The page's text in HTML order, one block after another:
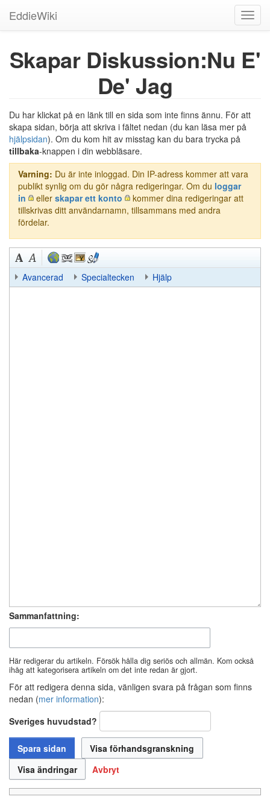
EddieWiki
Skapar Diskussion:Nu E'
De' Jag
Du har klickat på en länk till en sida som inte finns ännu. För att
skapa sidan, börja att skriva i fältet nedan (du kan läsa mer på
hjälpsidan). Om du kom hit av misstag kan du bara trycka på
tillbaka-knappen i din webbläsare.
Varning: Du är inte inloggad. Din IP-adress kommer att vara
publikt synlig om du gör några redigeringar. Om du loggar
in
eller skapar ett konto
kommer dina redigeringar att
tillskrivas ditt användarnamn, tillsammans med andra
fördelar.
Avancerad Specialtecken Hjälp
Sammanfattning:
Här redigerar du artikeln. Försök hålla dig seriös och allmän. Kom också
ihåg att kategorisera artikeln om det inte redan är gjort.
För att redigera denna sida, vänligen svara på frågan som finns
nedan (mer information):
Sveriges huvudstad?
Avbryt